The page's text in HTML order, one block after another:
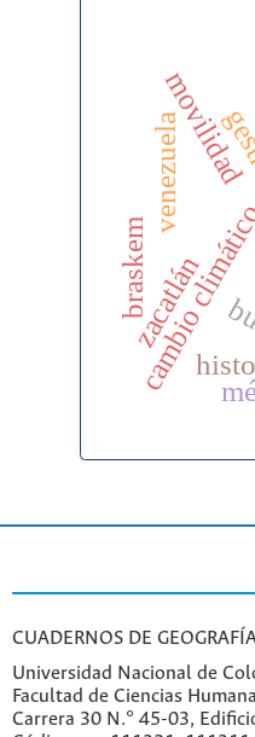
cambio
movilidad
zacatlán
braskem
venezuela
CUADERNOS DE
Universidad Nacional de
Facultad de Ciencias
Carrera 30 N.° 45-03,